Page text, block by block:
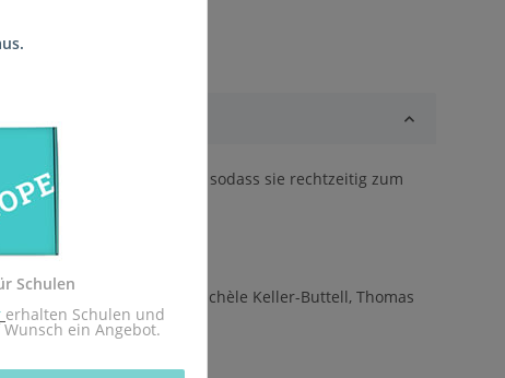
(Förderschule)) geliefert, sodass sie rechtzeitig zum
Niko Markus, Michèle Keller-Buttell, Thomas
Schulen
erhalten Schulen und
ein Angebot.